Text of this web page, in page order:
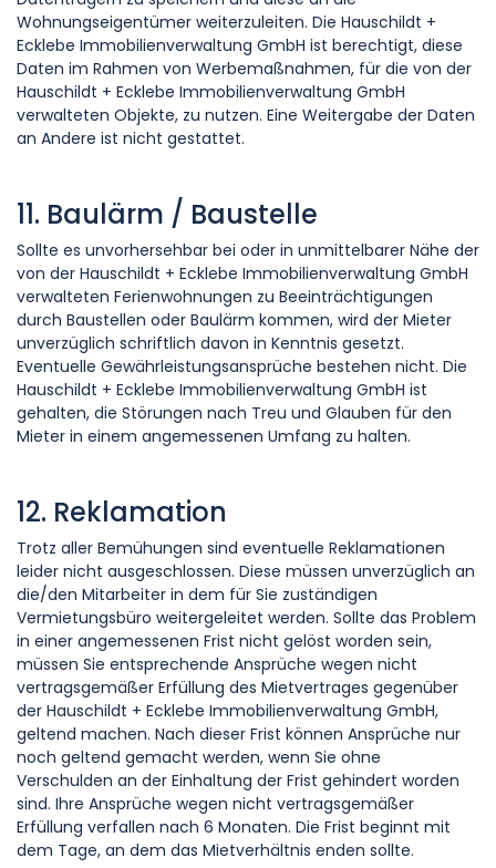
Wohnungseigentümer weiterzuleiten. Die Hauschildt +
Ecklebe Immobilienverwaltung GmbH ist berechtigt, diese
Daten im Rahmen von Werbemaßnahmen, für die von der
Hauschildt + Ecklebe Immobilienverwaltung GmbH
verwalteten Objekte, zu nutzen. Eine Weitergabe der Daten
an Andere ist nicht gestattet.
11. Baulärm / Baustelle
Sollte es unvorhersehbar bei oder in unmittelbarer Nähe der
von der Hauschildt + Ecklebe Immobilienverwaltung GmbH
verwalteten Ferienwohnungen zu Beeinträchtigungen
durch Baustellen oder Baulärm kommen, wird der Mieter
unverzüglich schriftlich davon in Kenntnis gesetzt.
Eventuelle Gewährleistungsansprüche bestehen nicht. Die
Hauschildt + Ecklebe Immobilienverwaltung GmbH ist
gehalten, die Störungen nach Treu und Glauben für den
Mieter in einem angemessenen Umfang zu halten.
12. Reklamation
Trotz aller Bemühungen sind eventuelle Reklamationen
leider nicht ausgeschlossen. Diese müssen unverzüglich an
die/den Mitarbeiter in dem für Sie zuständigen
Vermietungsbüro weitergeleitet werden. Sollte das Problem
in einer angemessenen Frist nicht gelöst worden sein,
müssen Sie entsprechende Ansprüche wegen nicht
vertragsgemäßer Erfüllung des Mietvertrages gegenüber
der Hauschildt + Ecklebe Immobilienverwaltung GmbH,
geltend machen. Nach dieser Frist können Ansprüche nur
noch geltend gemacht werden, wenn Sie ohne
Verschulden an der Einhaltung der Frist gehindert worden
sind. Ihre Ansprüche wegen nicht vertragsgemäßer
Erfüllung verfallen nach 6 Monaten. Die Frist beginnt mit
dem Tage, an dem das Mietverhältnis enden sollte.